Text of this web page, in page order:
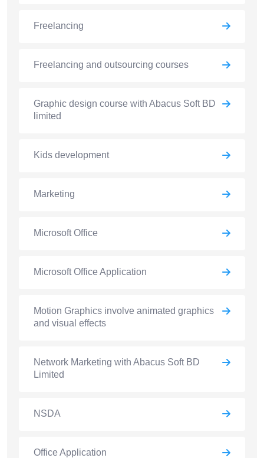
Freelancing
Freelancing and outsourcing courses
Graphic design course with Abacus Soft BD
limited
Kids development
Marketing
Microsoft Office
Microsoft Office Application
Motion Graphics involve animated graphics
and visual effects
Network Marketing with Abacus Soft BD
Limited
NSDA
Office Application